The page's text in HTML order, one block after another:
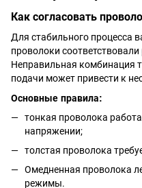
Как согласовать
Для стабильного процесса
проволоки
Неправильная комбинация
подачи может привести к
Основные правила:
тонкая проволока
напряжении;
толстая проволока
Омедненная проволока
режимы.